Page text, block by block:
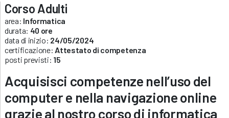
Corso Adulti
area: Informatica
durata: 40 ore
data di inizio: 24/05/2024
certificazione: Attestato di competenza
posti previsti: 15
Acquisisci competenze nell’uso del
computer e nella navigazione online
grazie al nostro corso di informatica